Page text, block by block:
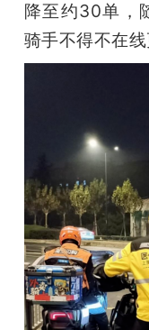
降至约30单，
骑手不得不在